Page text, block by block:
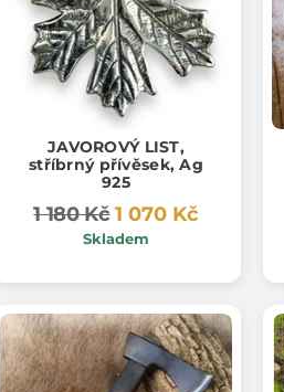
JAVOROVÝ LIST,
stříbrný přívěsek, Ag
925
1 180 Kč 1 070 Kč
Skladem